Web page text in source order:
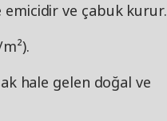
emicidir ve çabuk kurur.
hale gelen doğal ve